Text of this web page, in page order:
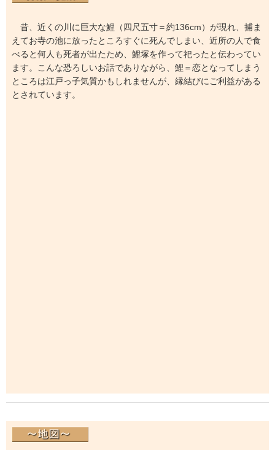
昔、近くの川に巨大な鯉（四尺五寸＝約136cm）が現れ、捕ま
えてお寺の池に放ったところすぐに死んでしまい、近所の人で食
べると何人も死者が出たため、鯉塚を作って祀ったと伝わってい
ます。こんな恐ろしいお話でありながら、鯉＝恋となってしまう
ところは江戸っ子気質かもしれませんが、縁結びにご利益がある
とされています。